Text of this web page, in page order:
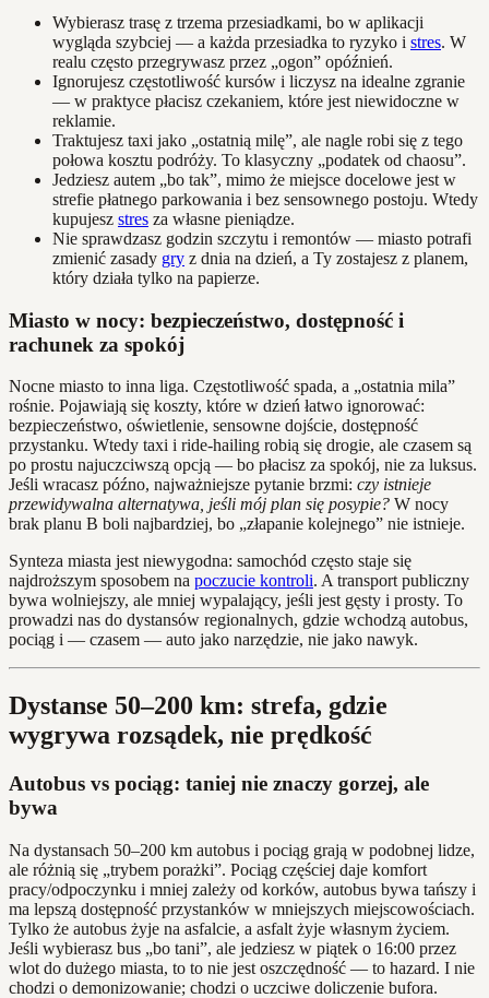
Wybierasz trasę z trzema przesiadkami, bo w aplikacji
wygląda szybciej — a każda przesiadka to ryzyko i stres. W
realu często przegrywasz przez „ogon” opóźnień.
Ignorujesz częstotliwość kursów i liczysz na idealne zgranie
— w praktyce płacisz czekaniem, które jest niewidoczne w
reklamie.
Traktujesz taxi jako „ostatnią milę”, ale nagle robi się z tego
połowa kosztu podróży. To klasyczny „podatek od chaosu”.
Jedziesz autem „bo tak”, mimo że miejsce docelowe jest w
strefie płatnego parkowania i bez sensownego postoju. Wtedy
kupujesz stres za własne pieniądze.
Nie sprawdzasz godzin szczytu i remontów — miasto potrafi
zmienić zasady gry z dnia na dzień, a Ty zostajesz z planem,
który działa tylko na papierze.
Miasto w nocy: bezpieczeństwo, dostępność i
rachunek za spokój
Nocne miasto to inna liga. Częstotliwość spada, a „ostatnia mila”
rośnie. Pojawiają się koszty, które w dzień łatwo ignorować:
bezpieczeństwo, oświetlenie, sensowne dojście, dostępność
przystanku. Wtedy taxi i ride-hailing robią się drogie, ale czasem są
po prostu najuczciwszą opcją — bo płacisz za spokój, nie za luksus.
Jeśli wracasz późno, najważniejsze pytanie brzmi: czy istnieje
przewidywalna alternatywa, jeśli mój plan się posypie? W nocy
brak planu B boli najbardziej, bo „złapanie kolejnego” nie istnieje.
Synteza miasta jest niewygodna: samochód często staje się
najdroższym sposobem na poczucie kontroli. A transport publiczny
bywa wolniejszy, ale mniej wypalający, jeśli jest gęsty i prosty. To
prowadzi nas do dystansów regionalnych, gdzie wchodzą autobus,
pociąg i — czasem — auto jako narzędzie, nie jako nawyk.
Dystanse 50–200 km: strefa, gdzie
wygrywa rozsądek, nie prędkość
Autobus vs pociąg: taniej nie znaczy gorzej, ale
bywa
Na dystansach 50–200 km autobus i pociąg grają w podobnej lidze,
ale różnią się „trybem porażki”. Pociąg częściej daje komfort
pracy/odpoczynku i mniej zależy od korków, autobus bywa tańszy i
ma lepszą dostępność przystanków w mniejszych miejscowościach.
Tylko że autobus żyje na asfalcie, a asfalt żyje własnym życiem.
Jeśli wybierasz bus „bo tani”, ale jedziesz w piątek o 16:00 przez
wlot do dużego miasta, to to nie jest oszczędność — to hazard. I nie
chodzi o demonizowanie; chodzi o uczciwe doliczenie bufora.